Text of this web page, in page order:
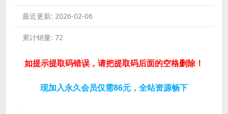
最近更新: 2026-02-06
累计销量: 72
如提示提取码错误，请把提取码后面的空格删除！
现加入永久会员仅需86元，全站资源畅下